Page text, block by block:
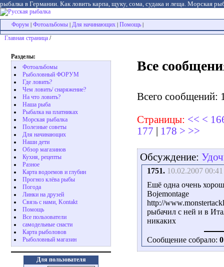
рыбалка в Германии. Как ловить карпа, щуку, сома, судака и леща. Морская
Форум Фотоальбомы Для начинающих Помощь
Главная страница /
Разделы:
Фотоальбомы
Рыболовный ФОРУМ
Где ловить?
Чем ловить/ снаряжение?
На что ловить?
Наша рыба
Рыбалка на платниках
Морская рыбалка
Полезные советы
Для начинающих
Наши дети
Обзор магазинов
Кухня, рецепты
Разное
Карта водоемов и глубин
Прогноз клёва рыбы
Погода
Линки на друзей
Связь с нами, Kontakt
Помощь
Все пользователи
самодельные снасти
Карта рыболовов
Рыболовный магазин
Для пользователя
Все
Всего сообщений:
Страницы: << <
177
178 > >>
Обсуждение:
1751. 10.02.2007 00:41
Ешё одна очень
Bojemontage
http://
рыбачил с ней и в
никаких
Сообщение собрало: 0